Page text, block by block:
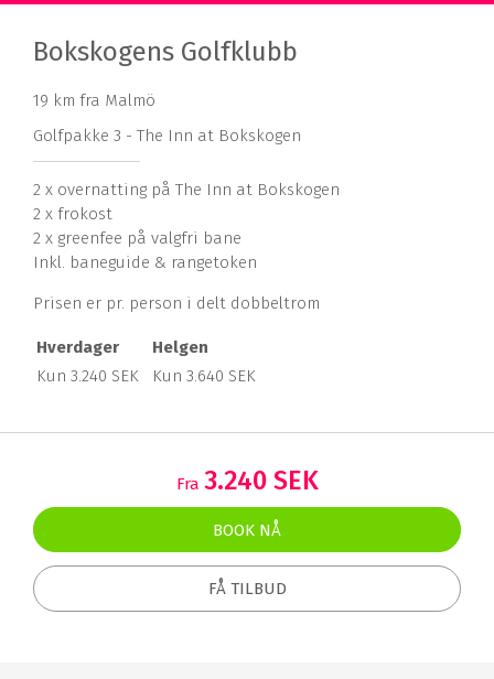
Bokskogens Golfklubb
19 km fra Malmö
Golfpakke 3 - The Inn at Bokskogen
2 x overnatting på The Inn at Bokskogen
2 x frokost
2 x greenfee på valgfri bane
Inkl. baneguide & rangetoken
Prisen er pr. person i delt dobbeltrom
Hverdager
Helgen
Kun 3.240 SEK
Kun 3.640 SEK
Fra 3.240 SEK
BOOK NÅ
FÅ TILBUD